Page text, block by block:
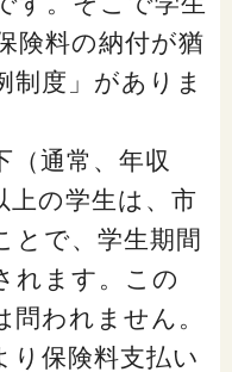
険料の納付が猶
制度」がありま
通常、年収
上の学生は、市
とで、学生期間
れます。この
問われません。
保険料支払い